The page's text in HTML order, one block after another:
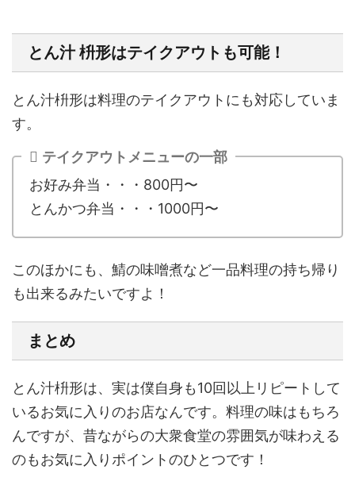
とん汁 枡形はテイクアウトも可能！
とん汁枡形は料理のテイクアウトにも対応していま
す。
テイクアウトメニューの一部
お好み弁当・・・800円〜
とんかつ弁当・・・1000円〜
このほかにも、鯖の味噌煮など一品料理の持ち帰り
も出来るみたいですよ！
まとめ
とん汁枡形は、実は僕自身も10回以上リピートして
いるお気に入りのお店なんです。料理の味はもちろ
んですが、昔ながらの大衆食堂の雰囲気が味わえる
のもお気に入りポイントのひとつです！